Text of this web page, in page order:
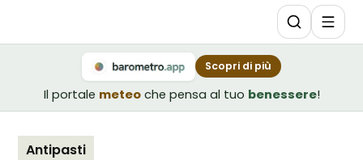
Il portale meteo che pensa al tuo benessere!
Scopri di più
Antipasti